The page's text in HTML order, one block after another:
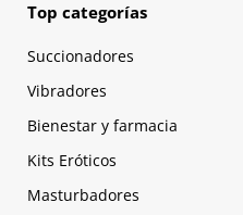
Top categorías
Succionadores
Vibradores
Bienestar y farmacia
Kits Eróticos
Masturbadores